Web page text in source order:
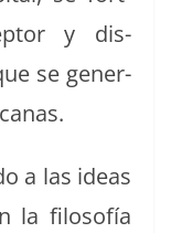
y dis­
se gen­er­
a las ideas
la filosofía